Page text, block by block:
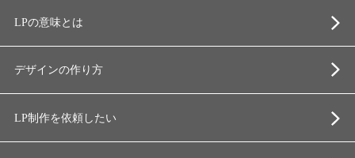
LPの意味とは
デザインの作り方
LP制作を依頼したい